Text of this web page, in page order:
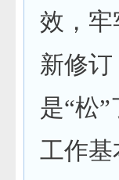
效，
新修订
是“松
工作基